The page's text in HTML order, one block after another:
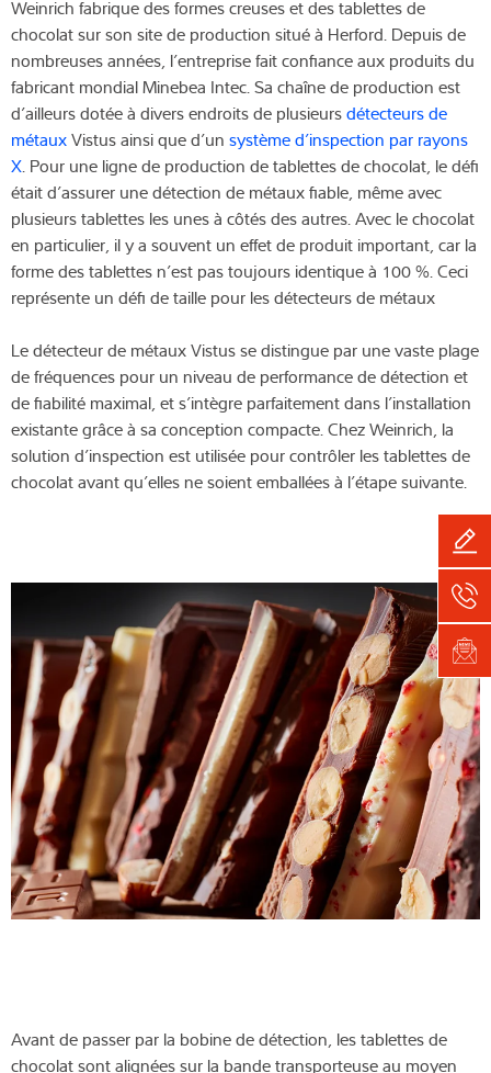
Weinrich fabrique des formes creuses et des tablettes de
chocolat sur son site de production situé à Herford. Depuis de
nombreuses années, l’entreprise fait confiance aux produits du
fabricant mondial Minebea Intec. Sa chaîne de production est
d’ailleurs dotée à divers endroits de plusieursdétecteurs de
métauxVistus ainsi que d’un système d’inspection par rayons
X. Pour une ligne de production de tablettes de chocolat, le défi
était d’assurer une détection de métaux fiable, même avec
plusieurs tablettes les unes à côtés des autres. Avec le chocolat
en particulier, il y a souvent un effet de produit important, car la
forme des tablettes n’est pas toujours identique à 100 %. Ceci
représente un défi de taille pour les détecteurs de métaux
Le détecteur de métaux Vistus se distingue par une vaste plage
de fréquences pour un niveau de performance de détection et
de fiabilité maximal, et s’intègre parfaitement dans l’installation
existante grâce à sa conception compacte. Chez Weinrich, la
solution d’inspection est utilisée pour contrôler les tablettes de
chocolat avant qu’elles ne soient emballées à l’étape suivante.
Avant de passer par la bobine de détection, les tablettes de
chocolat sont alignées sur la bande transporteuse au moyen